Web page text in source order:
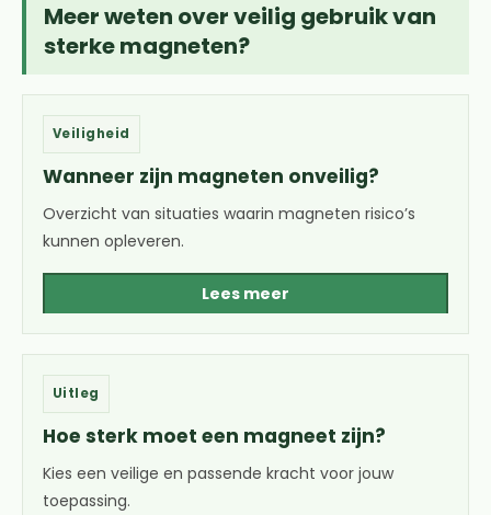
Meer weten over veilig gebruik van
sterke magneten?
Veiligheid
Wanneer zijn magneten onveilig?
Overzicht van situaties waarin magneten risico’s
kunnen opleveren.
Lees meer
Uitleg
Hoe sterk moet een magneet zijn?
Kies een veilige en passende kracht voor jouw
toepassing.